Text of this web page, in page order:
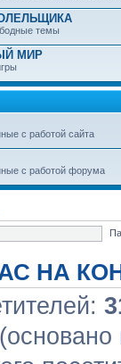
темы
МИР
с работой сайта
с работой форума
НА